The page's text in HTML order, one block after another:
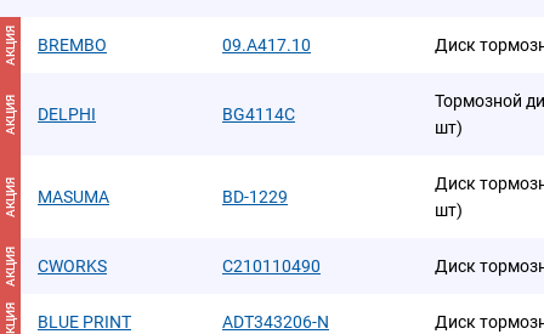
АКЦИЯ BREMBO 09.A417.10 Диск
АКЦИЯ DELPHI BG4114C
Тормозной
шт)
АКЦИЯ MASUMA BD-1229
Диск
шт)
АКЦИЯ CWORKS C210110490 Диск
АКЦИЯ BLUE PRINT ADT343206-N Диск